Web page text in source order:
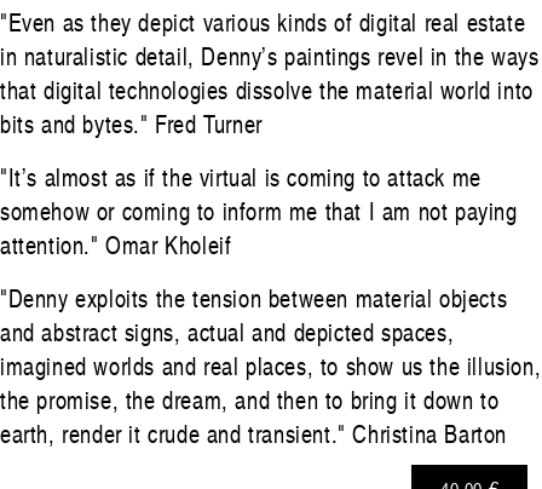
"Even as they depict various kinds of digital real estate
in naturalistic detail, Denny’s paintings revel in the ways
that digital technologies dissolve the material world into
bits and bytes." Fred Turner
"It’s almost as if the virtual is coming to attack me
somehow or coming to inform me that I am not paying
attention." Omar Kholeif
"Denny exploits the tension between material objects
and abstract signs, actual and depicted spaces,
imagined worlds and real places, to show us the illusion,
the promise, the dream, and then to bring it down to
earth, render it crude and transient." Christina Barton